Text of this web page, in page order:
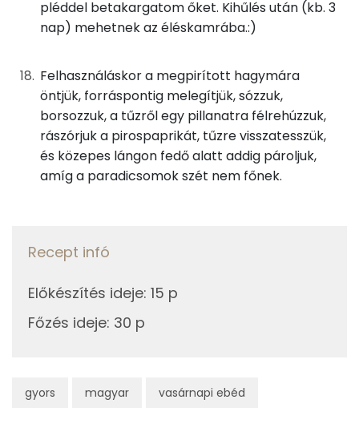
gyors magyar vasárnapi ebéd
Cukor
11 mg
Víz
Összesen 396.9 g
Vitaminok
A vitamin (RAE):
B6 vitamin:
B12 Vitamin:
C vitamin:
pléddel betakargatom őket. Kihűlés után (kb. 3
nap) mehetnek az éléskamrába.:)
Felhasználáskor a megpirított hagymára
öntjük, forráspontig melegítjük, sózzuk,
borsozzuk, a tűzről egy pillanatra félrehúzzuk,
rászórjuk a pirospaprikát, tűzre visszatesszük,
és közepes lángon fedő alatt addig pároljuk,
amíg a paradicsomok szét nem főnek.
Recept infó
Előkészítés ideje: 15 p
Főzés ideje: 30 p